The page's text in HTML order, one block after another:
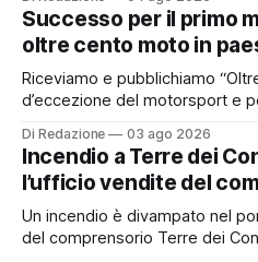
pubblicamente comunicato ai
Pretorio. Un’anomalia che
comunale è, per sua natura,
Successo per il primo
oltre cento moto in
Riceviamo e pubblichiamo
d’eccezione del motorsport e
organizzato da TBM a
superato le aspettative degli
appassionati delle due ruote da
limitrofe. Per
Di Redazione 03 ago 2026
Incendio a Terre dei
l’ufficio vendite del
Un incendio è divampato nel
del comprensorio Terre dei